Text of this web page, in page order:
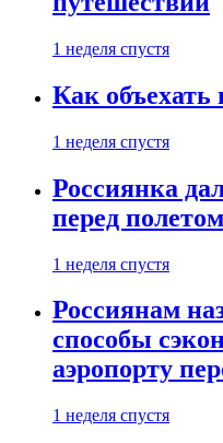
1 неделя спустя
Как
1 неделя спустя
Россиянка
перед полетом
1 неделя спустя
Россиянам
способы
аэропорту
1 неделя спустя